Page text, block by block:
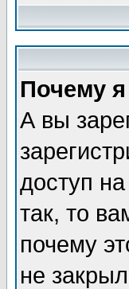
Почему
А вы
доступ
так, то
почему
не